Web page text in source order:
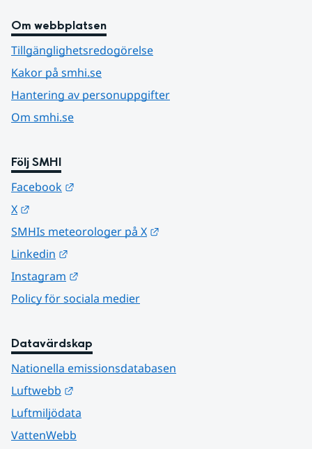
Om webbplatsen
Tillgänglighetsredogörelse
Kakor på smhi.se
Hantering av personuppgifter
Om smhi.se
Följ SMHI
Facebook
X
SMHIs meteorologer på X
Linkedin
Instagram
Policy för sociala medier
Datavärdskap
Nationella emissionsdatabasen
Luftwebb
Luftmiljödata
VattenWebb